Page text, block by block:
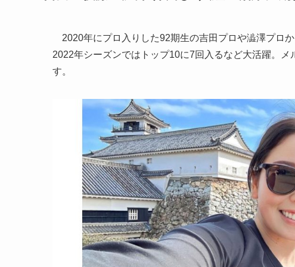
2020年にプロ入りした92期生の吉田プロや澁澤プロ
2022年シーズンではトップ10に7回入るなど大活躍。
す。